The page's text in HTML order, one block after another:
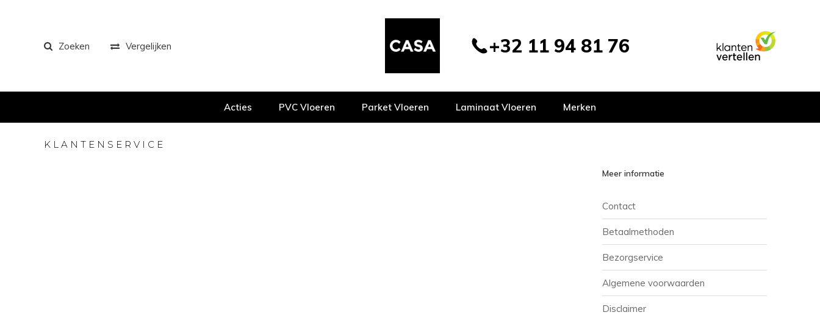
Zoeken Vergelijken +32 11 94 81 76
Acties PVC Vloeren Parket Vloeren Laminaat Vloeren Merken
KLANTENSERVICE
Meer informatie
Contact
Betaalmethoden
Bezorgservice
Algemene voorwaarden
Disclaimer